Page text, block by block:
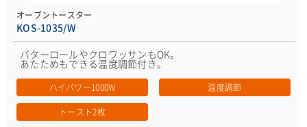
オーブントースター
KOS-1035/W
バターロールやクロワッサンもOK。
あたためもできる温度調節付き。
ハイパワー1000W 温度調節
トースト2枚